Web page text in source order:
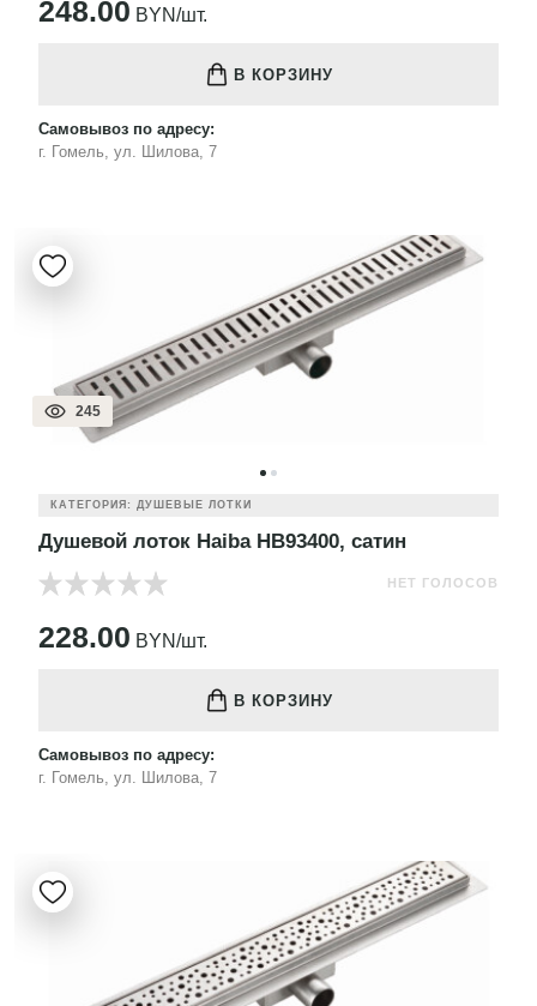
248.00 BYN/шт.
В КОРЗИНУ
Самовывоз по адресу:
г. Гомель, ул. Шилова, 7
245
КАТЕГОРИЯ: ДУШЕВЫЕ ЛОТКИ
Душевой лоток Haiba HB93400, сатин
НЕТ ГОЛОСОВ
228.00 BYN/шт.
В КОРЗИНУ
Самовывоз по адресу:
г. Гомель, ул. Шилова, 7